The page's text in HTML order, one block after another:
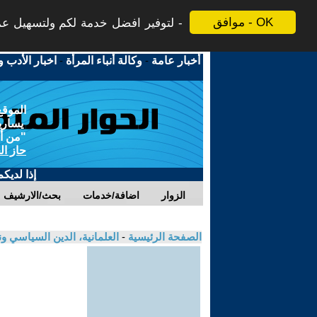
موافق - OK لتوفير افضل خدمة لكم ولتسهيل
أخبار عامة -وكالة أنباء المرأة - اخبار الأدب
"من
حاز
إذا
بحث/الارشيف اضافة/خدمات الزوار
الصفحة الرئيسية - العلمانية، الدين السياسي